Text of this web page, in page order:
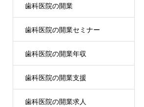
歯科医院の開業
歯科医院の開業セミナー
歯科医院の開業年収
歯科医院の開業支援
歯科医院の開業求人